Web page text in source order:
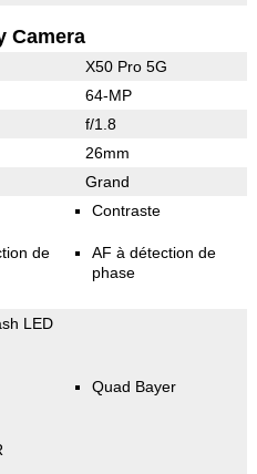
Camera
X50 Pro 5G
64-MP
f/1.8
26mm
Grand
de
Contraste
AF à détection de
phase
LED
Quad Bayer